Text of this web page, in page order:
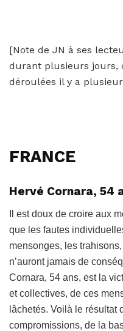
[Note de JN à ses
durant plusieurs jours,
déroulées il y a
FRANCE
Hervé Cornara, 54
Il est doux de croire aux
que les fautes
mensonges, les
n’auront jamais de
Cornara, 54 ans, est la
et collectives, de ces
lâchetés. Voilà le résultat
compromissions, de la